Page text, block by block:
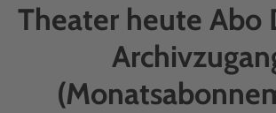
Theater heute Abo